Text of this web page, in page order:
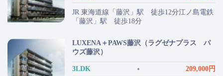
JR 東海道線「藤沢」駅 徒歩12分江ノ島電鉄
「藤沢」駅 徒歩18分
LUXENA＋PAWS藤沢（ラグゼナプラス パ
ウズ藤沢）
3LDK 209,000円